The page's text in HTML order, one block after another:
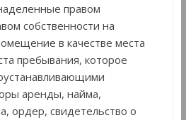
правом
собственности на
в качестве места
пребывания, которое
аренды, найма,
ордер, свидетельство о